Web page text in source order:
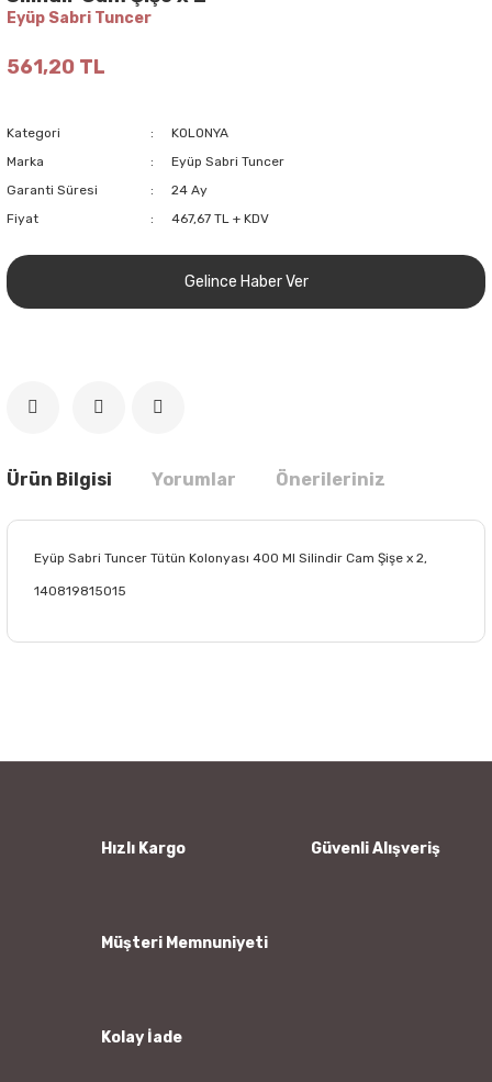
Eyüp Sabri Tuncer
561,20 TL
Kategori
KOLONYA
Marka
Eyüp Sabri Tuncer
Garanti Süresi
24 Ay
Fiyat
467,67 TL + KDV
Gelince Haber Ver
Ürün Bilgisi Yorumlar Önerileriniz
Eyüp Sabri Tuncer Tütün Kolonyası 400 Ml Silindir Cam Şişe x 2,
140819815015
Ürün bilgilerinde hatalar bulunuyor.
Hızlı Kargo Güvenli Alışveriş
Müşteri Memnuniyeti
Kolay İade